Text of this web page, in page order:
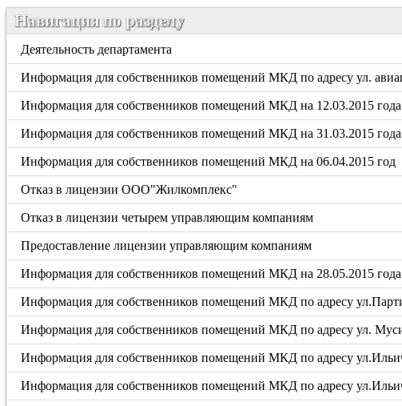
Навигация по разделу
Деятельность департамента
Информация для собственников помещений МКД по адресу ул.
Информация для собственников помещений МКД на 12.03.2015 года
Информация для собственников помещений МКД на 31.03.2015 года
Информация для собственников помещений МКД на 06.04.2015 год
Отказ в лицензии ООО"Жилкомплекс"
Отказ в лицензии четырем управляющим компаниям
Предоставление лицензии управляющим компаниям
Информация для собственников помещений МКД на 28.05.2015 года
Информация для собственников помещений МКД по адресу
Информация для собственников помещений МКД по адресу ул.
Информация для собственников помещений МКД по адресу
Информация для собственников помещений МКД по адресу